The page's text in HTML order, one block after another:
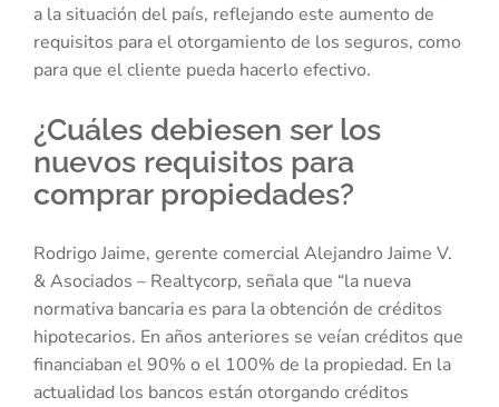
a la situación del país, reflejando este aumento de
requisitos para el otorgamiento de los seguros, como
para que el cliente pueda hacerlo efectivo.
¿Cuáles debiesen ser los
nuevos requisitos para
comprar propiedades?
Rodrigo Jaime, gerente comercial Alejandro Jaime V.
& Asociados – Realtycorp, señala que “la nueva
normativa bancaria es para la obtención de créditos
hipotecarios. En años anteriores se veían créditos que
financiaban el 90% o el 100% de la propiedad. En la
actualidad los bancos están otorgando créditos